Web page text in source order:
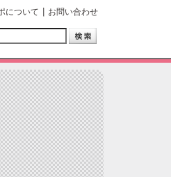
について お問い合わせ